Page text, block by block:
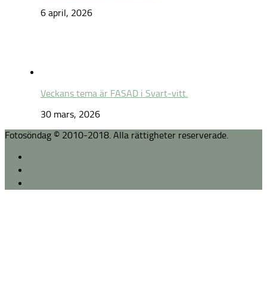
6 april, 2026
Veckans tema är FASAD i Svart-vitt.
30 mars, 2026
Fotosöndag © 2010-2018. Alla rättigheter reserverade.